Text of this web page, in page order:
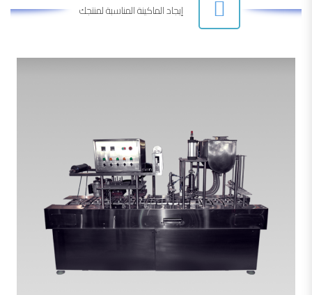
إيجاد الماكينة المناسبة لمنتجك